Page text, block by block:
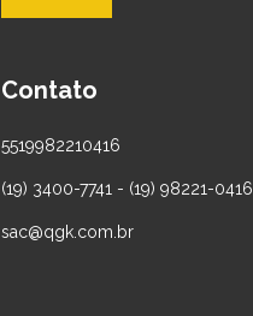
Contato
5519982210416
(19) 3400-7741 - (19) 98221-0416
sac@qgk.com.br